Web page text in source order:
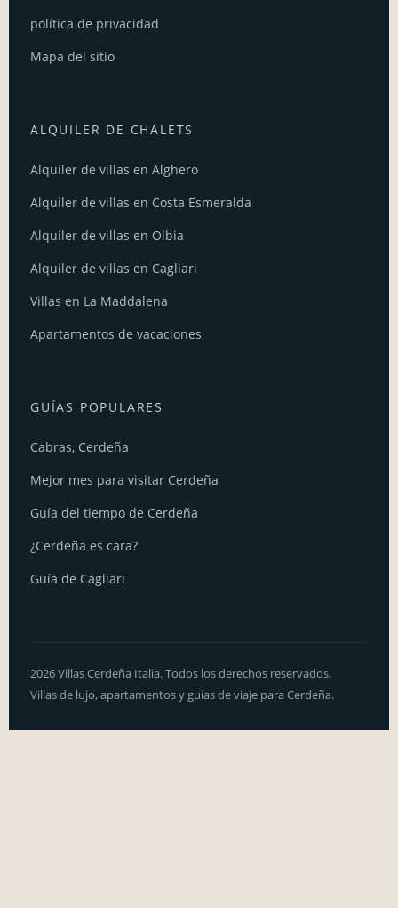
política de privacidad
Mapa del sitio
ALQUILER DE CHALETS
Alquiler de villas en Alghero
Alquiler de villas en Costa Esmeralda
Alquiler de villas en Olbia
Alquiler de villas en Cagliari
Villas en La Maddalena
Apartamentos de vacaciones
GUÍAS POPULARES
Cabras, Cerdeña
Mejor mes para visitar Cerdeña
Guía del tiempo de Cerdeña
¿Cerdeña es cara?
Guía de Cagliari
2026 Villas Cerdeña Italia. Todos los derechos reservados.
Villas de lujo, apartamentos y guías de viaje para Cerdeña.